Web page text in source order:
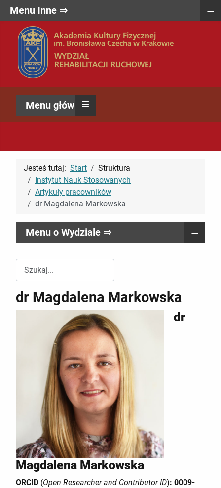
Menu główne ⇒
≡
Jesteś tutaj: Start
Struktura
Instytut Nauk Stosowanych
Artykuły pracowników
dr Magdalena Markowska
Menu o Wydziale ⇒ ≡
dr Magdalena Markowska
dr
Magdalena Markowska
ORCID (Open Researcher and Contributor ID): 0009-
Menu Inne ⇒ ≡